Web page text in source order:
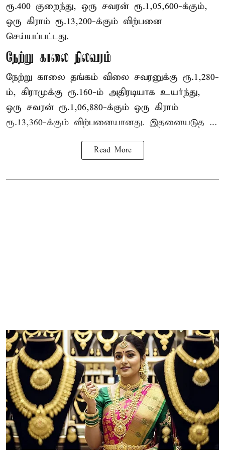
ரூ.400 குறைந்து, ஒரு சவரன் ரூ.1,05,600-க்கும்,
ஒரு கிராம் ரூ.13,200-க்கும் விற்பனை
செய்யப்பட்டது.
நேற்று காலை நிலவரம்
நேற்று காலை தங்கம் விலை சவரனுக்கு ரூ.1,280-
ம், கிராமுக்கு ரூ.160-ம் அதிரடியாக உயர்ந்து,
ஒரு சவரன் ரூ.1,06,880-க்கும் ஒரு கிராம்
ரூ.13,360-க்கும் விற்பனையானது. இதனையடுத ...
Read More